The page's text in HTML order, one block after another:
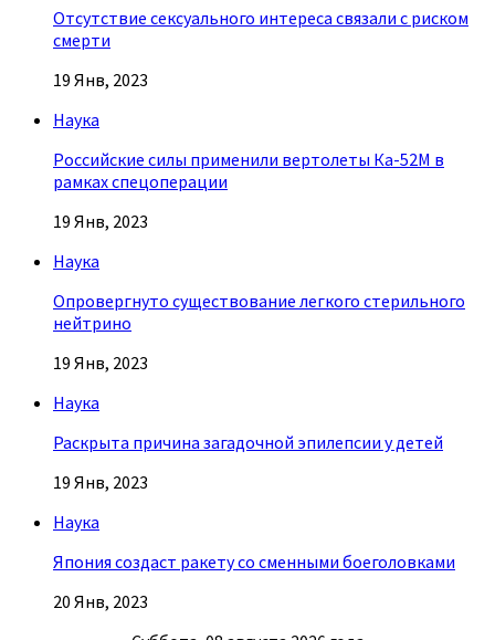
Отсутствие сексуального интереса связали с риском
смерти
19 Янв, 2023
Наука
Российские силы применили вертолеты Ка-52М в
рамках спецоперации
19 Янв, 2023
Наука
Опровергнуто существование легкого стерильного
нейтрино
19 Янв, 2023
Наука
Раскрыта причина загадочной эпилепсии у детей
19 Янв, 2023
Наука
Япония создаст ракету со сменными боеголовками
20 Янв, 2023